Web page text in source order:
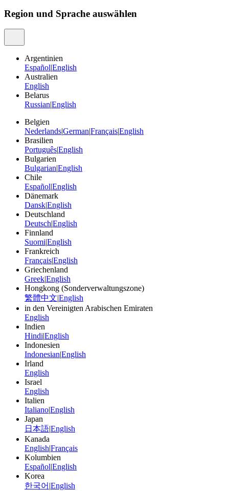
Region und Sprache auswählen
Argentinien
EspañolEnglish
Australien
English
Belarus
RussianEnglish
Belgien
NederlandsGermanFrançaisEnglish
Brasilien
PortuguêsEnglish
Bulgarien
BulgarianEnglish
Chile
EspañolEnglish
Dänemark
DanskEnglish
Deutschland
DeutschEnglish
Finnland
SuomiEnglish
Frankreich
FrançaisEnglish
Griechenland
GreekEnglish
Hongkong (Sonderverwaltungszone)
繁體中文 English
in den Vereinigten Arabischen Emiraten
English
Indien
HindiEnglish
Indonesien
IndonesianEnglish
Irland
English
Israel
English
Italien
ItalianoEnglish
Japan
日本語English
Kanada
EnglishFrançais
Kolumbien
EspañolEnglish
Korea
한국어 English